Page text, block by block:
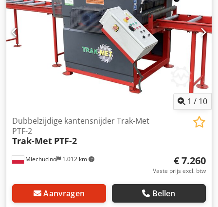
1 / 10
Miechucino 1.012 km
Dubbelzijdige kantensnijder Trak-Met
PTF-2
Trak-Met PTF-2
€ 7.260
Vaste prijs excl. btw
Aanvragen Bellen